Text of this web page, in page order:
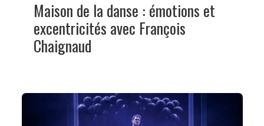
Maison de la danse : émotions et
excentricités avec François
Chaignaud